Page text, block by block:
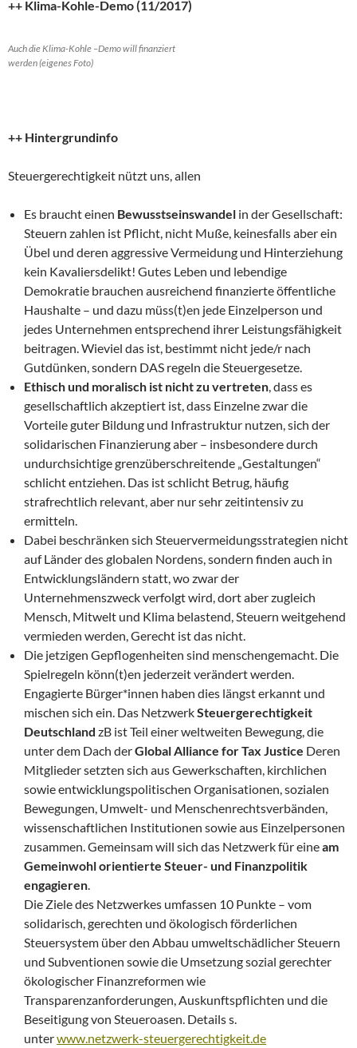
++ Klima-Kohle-Demo (11/2017)
Auch die Klima-Kohle –Demo will finanziert
werden (eigenes Foto)
++ Hintergrundinfo
Steuergerechtigkeit nützt uns, allen
Es braucht einen Bewusstseinswandel in der Gesellschaft:
Steuern zahlen ist Pflicht, nicht Muße, keinesfalls aber ein
Übel und deren aggressive Vermeidung und Hinterziehung
kein Kavaliersdelikt! Gutes Leben und lebendige
Demokratie brauchen ausreichend finanzierte öffentliche
Haushalte – und dazu müss(t)en jede Einzelperson und
jedes Unternehmen entsprechend ihrer Leistungsfähigkeit
beitragen. Wieviel das ist, bestimmt nicht jede/r nach
Gutdünken, sondern DAS regeln die Steuergesetze.
Ethisch und moralisch ist nicht zu vertreten, dass es
gesellschaftlich akzeptiert ist, dass Einzelne zwar die
Vorteile guter Bildung und Infrastruktur nutzen, sich der
solidarischen Finanzierung aber – insbesondere durch
undurchsichtige grenzüberschreitende „Gestaltungen“
schlicht entziehen. Das ist schlicht Betrug, häufig
strafrechtlich relevant, aber nur sehr zeitintensiv zu
ermitteln.
Dabei beschränken sich Steuervermeidungsstrategien nicht
auf Länder des globalen Nordens, sondern finden auch in
Entwicklungsländern statt, wo zwar der
Unternehmenszweck verfolgt wird, dort aber zugleich
Mensch, Mitwelt und Klima belastend, Steuern weitgehend
vermieden werden, Gerecht ist das nicht.
Die jetzigen Gepflogenheiten sind menschengemacht. Die
Spielregeln könn(t)en jederzeit verändert werden.
Engagierte Bürger*innen haben dies längst erkannt und
mischen sich ein. Das NetzwerkSteuergerechtigkeit
Deutschland zB ist Teil einer weltweiten Bewegung, die
unter dem Dach derGlobal Alliance for Tax Justice Deren
Mitglieder setzten sich aus Gewerkschaften, kirchlichen
sowie entwicklungspolitischen Organisationen, sozialen
Bewegungen, Umwelt- und Menschenrechtsverbänden,
wissenschaftlichen Institutionen sowie aus Einzelpersonen
zusammen. Gemeinsam will sich das Netzwerk für eineam
Gemeinwohl orientierte Steuer- und Finanzpolitik
engagieren.
Die Ziele des Netzwerkes umfassen 10 Punkte – vom
solidarisch, gerechten und ökologisch förderlichen
Steuersystem über den Abbau umweltschädlicher Steuern
und Subventionen sowie die Umsetzung sozial gerechter
ökologischer Finanzreformen wie
Transparenzanforderungen, Auskunftspflichten und die
Beseitigung von Steueroasen. Details s.
unterwww.netzwerk-steuergerechtigkeit.de